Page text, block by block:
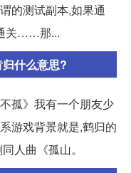
的测试副本,如果通
关……那...
什么意思?
孤》我有一个朋友少
游戏背景就是,鹤归的
人曲《孤山。